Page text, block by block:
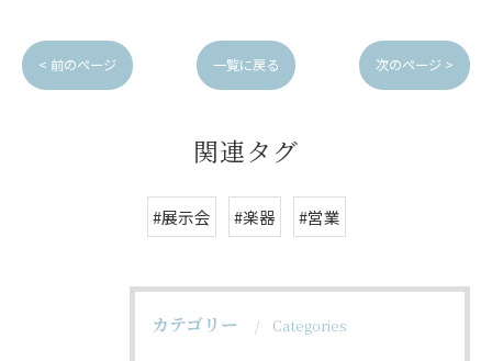
< 前のページ 一覧に戻る 次のページ >
関連タグ
#展示会 #楽器 #営業
カテゴリー Categories